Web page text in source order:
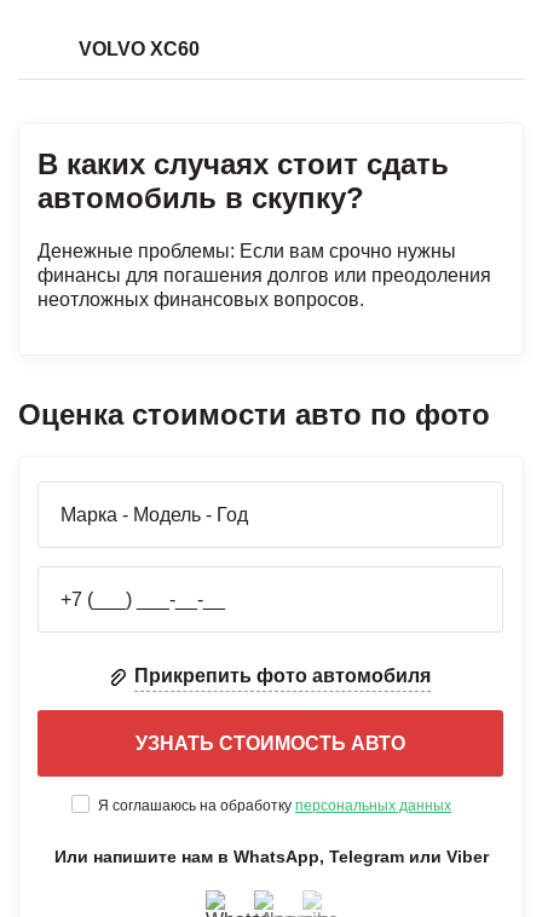
VOLVO XC60
В каких случаях стоит сдать
автомобиль в скупку?
Денежные проблемы: Если вам срочно нужны
финансы для погашения долгов или преодоления
неотложных финансовых вопросов.
Оценка стоимости авто по фото
Прикрепить фото автомобиля
Я соглашаюсь на обработку персональных данных
Или напишите нам в WhatsApp, Telegram или Viber